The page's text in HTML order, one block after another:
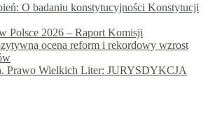
O badaniu konstytucyjności Konstytucji
Polsce 2026 – Raport Komisji
ocena reform i rekordowy wzrost
Prawo Wielkich Liter: JURYSDYKCJA